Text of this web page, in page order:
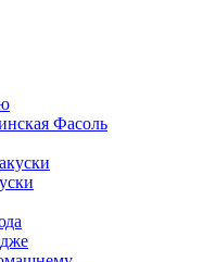
Фасоль